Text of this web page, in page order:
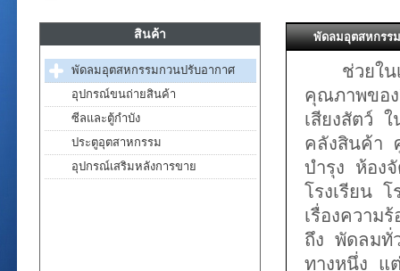
สินค้า
พัดลมอุตสหกรรมกวนปรับอากาศ
อุปกรณ์ขนถ่ายสินค้า
ซีลและตู้กำบัง
ประตูอุตสาหกรรม
อุปกรณ์เสริมหลังการขาย
พัดลมอุตสหกรร
ช่วยในเรื่
คุณภาพขอ
เสียงสัตว์ ใ
คลังสินค้า
บำรุง ห้อง
โรงเรียน
เรื่องความ
ถึง พัดลมทั่
ทางหนึ่ง แ